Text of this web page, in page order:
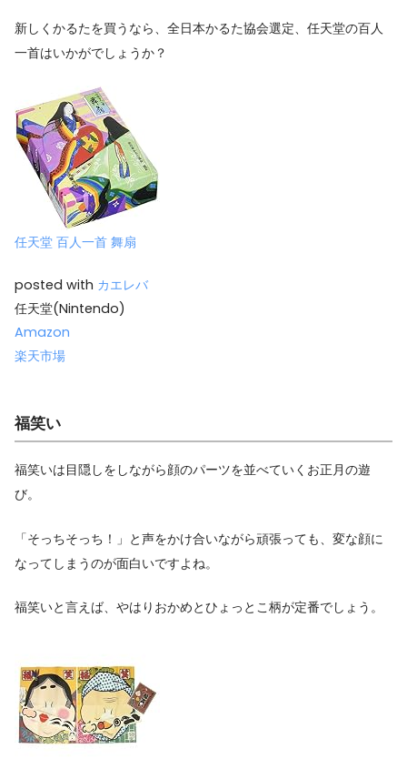
新しくかるたを買うなら、全日本かるた協会選定、任天堂の百人
一首はいかがでしょうか？
任天堂 百人一首 舞扇
posted with カエレバ
任天堂(Nintendo)
Amazon
楽天市場
福笑い
福笑いは目隠しをしながら顔のパーツを並べていくお正月の遊
び。
「そっちそっち！」と声をかけ合いながら頑張っても、変な顔に
なってしまうのが面白いですよね。
福笑いと言えば、やはりおかめとひょっとこ柄が定番でしょう。